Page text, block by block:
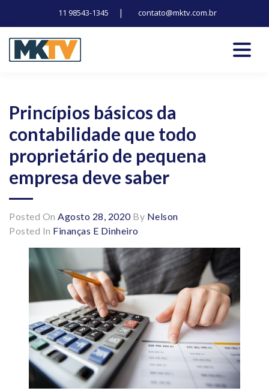
11 98543-1345 | contato@mktv.com.br
content
Princípios básicos da
contabilidade que todo
proprietário de pequena
empresa deve saber
Posted On Agosto 28, 2020By Nelson
Posted In Finanças E Dinheiro